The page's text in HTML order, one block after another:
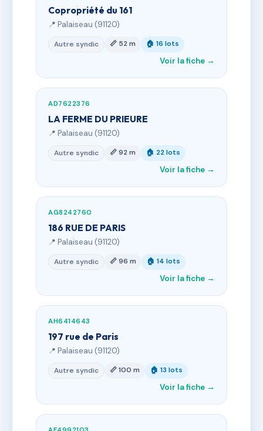
Copropriété du 161
📍 Palaiseau (91120)
Autre syndic 📏 52 m 🏠 16 lots
Voir la fiche →
AD7622376
LA FERME DU PRIEURE
📍 Palaiseau (91120)
Autre syndic 📏 92 m 🏠 22 lots
Voir la fiche →
AG8242760
186 RUE DE PARIS
📍 Palaiseau (91120)
Autre syndic 📏 96 m 🏠 14 lots
Voir la fiche →
AH6414643
197 rue de Paris
📍 Palaiseau (91120)
Autre syndic 📏 100 m 🏠 13 lots
Voir la fiche →